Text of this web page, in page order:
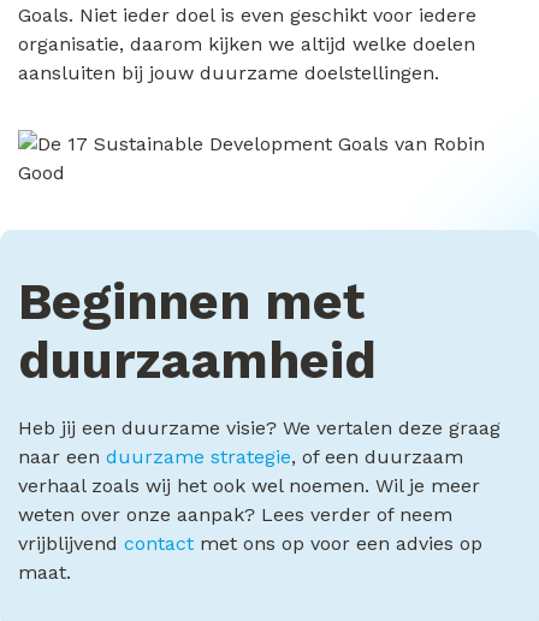
Goals. Niet ieder doel is even geschikt voor iedere
organisatie, daarom kijken we altijd welke doelen
aansluiten bij jouw duurzame doelstellingen.
Beginnen met
duurzaamheid
Heb jij een duurzame visie? We vertalen deze graag
naar een duurzame strategie, of een duurzaam
verhaal zoals wij het ook wel noemen. Wil je meer
weten over onze aanpak? Lees verder of neem
vrijblijvend contact met ons op voor een advies op
maat.